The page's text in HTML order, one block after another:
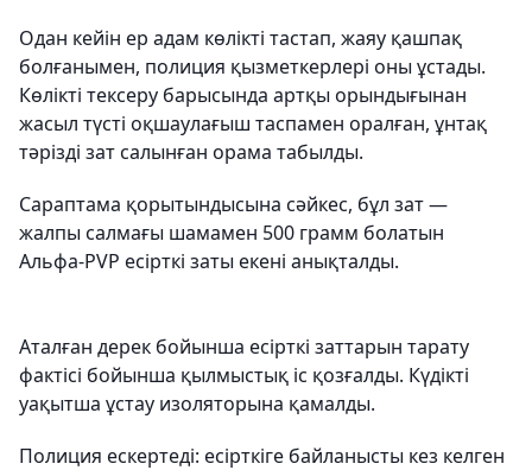
Одан кейін ер адам көлікті тастап, жаяу қашпақ
болғанымен, полиция қызметкерлері оны ұстады.
Көлікті тексеру барысында артқы орындығынан
жасыл түсті оқшаулағыш таспамен оралған, ұнтақ
тәрізді зат салынған орама табылды.
Сараптама қорытындысына сәйкес, бұл зат —
жалпы салмағы шамамен 500 грамм болатын
Альфа-PVP есірткі заты екені анықталды.
Аталған дерек бойынша есірткі заттарын тарату
фактісі бойынша қылмыстық іс қозғалды. Күдікті
уақытша ұстау изоляторына қамалды.
Полиция ескертеді: есірткіге байланысты кез келген